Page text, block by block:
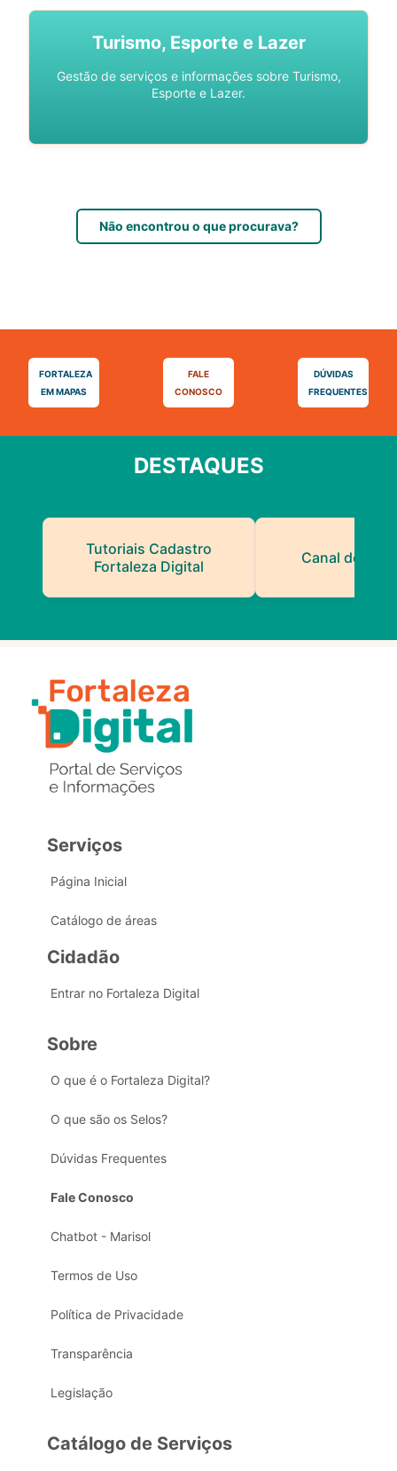
Turismo, Esporte e Lazer
Gestão de serviços e informações sobre Turismo,
Esporte e Lazer.
Não encontrou o que procurava?
FORTALEZA
EM MAPAS
FALE
CONOSCO
DÚVIDAS
FREQUENTES
DESTAQUES
Tutoriais Cadastro
Fortaleza Digital
Canal do
Serviços
Página Inicial
Catálogo de áreas
Cidadão
Entrar no Fortaleza Digital
Sobre
O que é o Fortaleza Digital?
O que são os Selos?
Dúvidas Frequentes
Fale Conosco
Chatbot - Marisol
Termos de Uso
Política de Privacidade
Transparência
Legislação
Catálogo de Serviços